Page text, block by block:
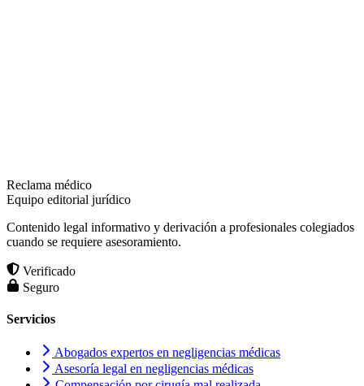
Reclama médico
Equipo editorial jurídico
Contenido legal informativo y derivación a profesionales colegiados
cuando se requiere asesoramiento.
Verificado
Seguro
Servicios
Abogados expertos en negligencias médicas
Asesoría legal en negligencias médicas